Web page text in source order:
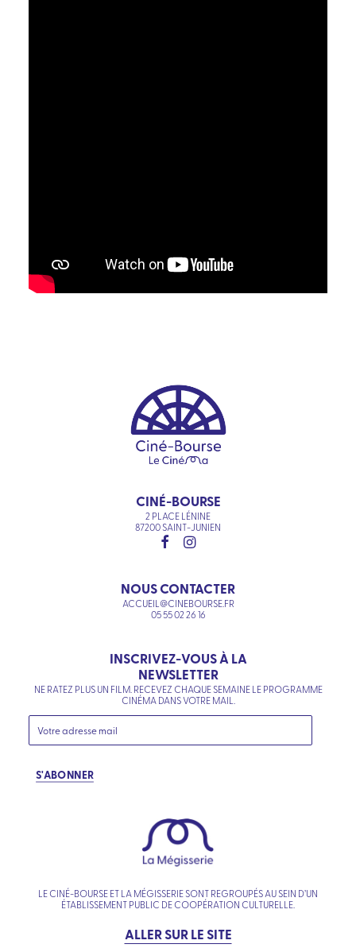
CINÉ-BOURSE
2 PLACE LÉNINE
87200 SAINT-JUNIEN
NOUS CONTACTER
ACCUEIL@CINEBOURSE.FR
05 55 02 26 16
INSCRIVEZ-VOUS À LA
NEWSLETTER
NE RATEZ PLUS UN FILM. RECEVEZ CHAQUE SEMAINE LE PROGRAMME
CINÉMA DANS VOTRE MAIL.
S'ABONNER
LE CINÉ-BOURSE ET LA MÉGISSERIE SONT REGROUPÉS AU SEIN D’UN
ÉTABLISSEMENT PUBLIC DE COOPÉRATION CULTURELLE.
ALLER SUR LE SITE